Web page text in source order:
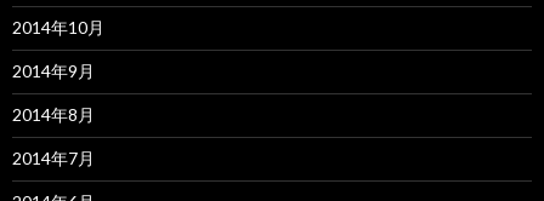
2014年10月
2014年9月
2014年8月
2014年7月